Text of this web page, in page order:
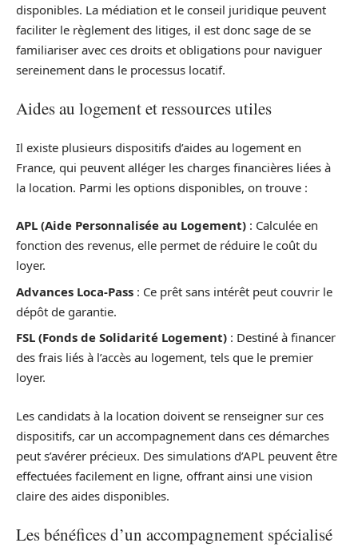
disponibles. La médiation et le conseil juridique peuvent
faciliter le règlement des litiges, il est donc sage de se
familiariser avec ces droits et obligations pour naviguer
sereinement dans le processus locatif.
Aides au logement et ressources utiles
Il existe plusieurs dispositifs d’aides au logement en
France, qui peuvent alléger les charges financières liées à
la location. Parmi les options disponibles, on trouve :
APL (Aide Personnalisée au Logement) : Calculée en
fonction des revenus, elle permet de réduire le coût du
loyer.
Advances Loca-Pass : Ce prêt sans intérêt peut couvrir le
dépôt de garantie.
FSL (Fonds de Solidarité Logement) : Destiné à financer
des frais liés à l’accès au logement, tels que le premier
loyer.
Les candidats à la location doivent se renseigner sur ces
dispositifs, car un accompagnement dans ces démarches
peut s’avérer précieux. Des simulations d’APL peuvent être
effectuées facilement en ligne, offrant ainsi une vision
claire des aides disponibles.
Les bénéfices d’un accompagnement spécialisé